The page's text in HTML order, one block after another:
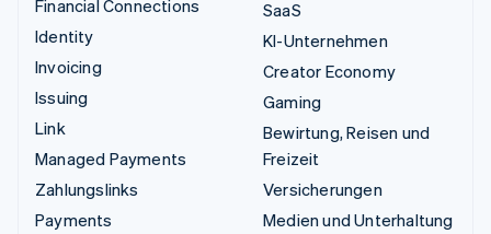
Financial Connections
Identity
Invoicing
Issuing
Link
Managed Payments
Zahlungslinks
Payments
SaaS
KI-Unternehmen
Creator Economy
Gaming
Bewirtung, Reisen und
Freizeit
Versicherungen
Medien und Unterhaltung